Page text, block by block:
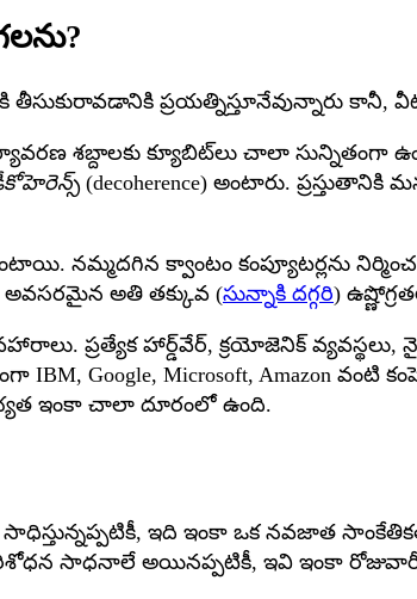
ప్రయత్నిస్తూనేవున్నారు కానీ,
శబ్దాలకు క్యూబిట్‌లు చాలా
(decoherence) అంటారు.
నమ్మదగిన క్వాంటం కంప్యూటర్లను
అవసరమైన అతి తక్కువ (సున్నాకి దగ్గరి)
ప్రత్యేక హార్డ్‌వేర్, క్రయోజెనిక్
IBM, Google, Microsoft, Amazon
ఇంకా చాలా దూరంలో ఉంది.
ఇది ఇంకా ఒక నవజాత
సాధనాలే అయినప్పటికీ, ఇవి ఇంకా